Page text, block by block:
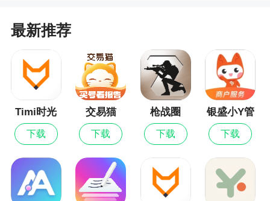
给大家，百度旗下自动驾驶网约车平台，前所未有
感受科技的魅力
萝卜快跑一直在做的，
在无人车创造的出行空间里，
最新推荐
Timi时光
记账最新
版
下载
交易猫
下载
枪战圈
下载
银盛小Y管
家
下载